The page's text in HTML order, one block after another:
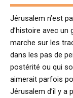
Jérusalem n’est
d’histoire avec un
marche sur les
dans les pas de
postérité ou qui
aimerait parfois
Jérusalem d’il y a